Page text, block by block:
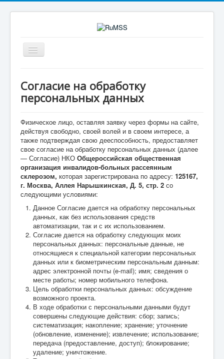
Toggle
Navigation
Согласие на обработку
персональных данных
Физическое лицо, оставляя заявку через формы на сайте,
действуя свободно, своей волей и в своем интересе, а
также подтверждая свою дееспособность, предоставляет
свое согласие на обработку персональных данных (далее
— Согласие) НКО Общероссийская общественная
организация инвалидов-больных рассеянным
склерозом, которая зарегистрирована по адресу: 125167,
г. Москва, Аллея Нарышкинская, Д. 5, стр. 2 со
следующими условиями:
Данное Согласие дается на обработку персональных
данных, как без использования средств
автоматизации, так и с их использованием.
Согласие дается на обработку следующих моих
персональных данных: персональные данные, не
относящиеся к специальной категории персональных
данных или к биометрическим персональным данным:
адрес электронной почты (e-mail); имя; сведения о
месте работы; номер мобильного телефона.
Цель обработки персональных данных: обсуждение
возможного проекта.
В ходе обработки с персональными данными будут
совершены следующие действия: сбор; запись;
систематизация; накопление; хранение; уточнение
(обновление, изменение); извлечение; использование;
передача (предоставление, доступ); блокирование;
удаление; уничтожение.